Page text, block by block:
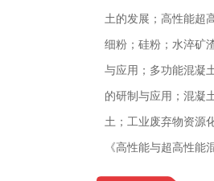
土的发展；高性能超
细粉；硅粉；水淬矿
与应用；多功能混凝
的研制与应用；混凝
土；工业废弃物资源
《高性能与超高性